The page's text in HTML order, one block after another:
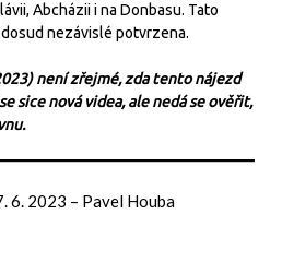
Abcházii i na Donbasu. Tato
nezávislé potvrzena.
není zřejmé, zda tento nájezd
sice nová videa, ale nedá se ověřit,
6. 2023 – Pavel Houba